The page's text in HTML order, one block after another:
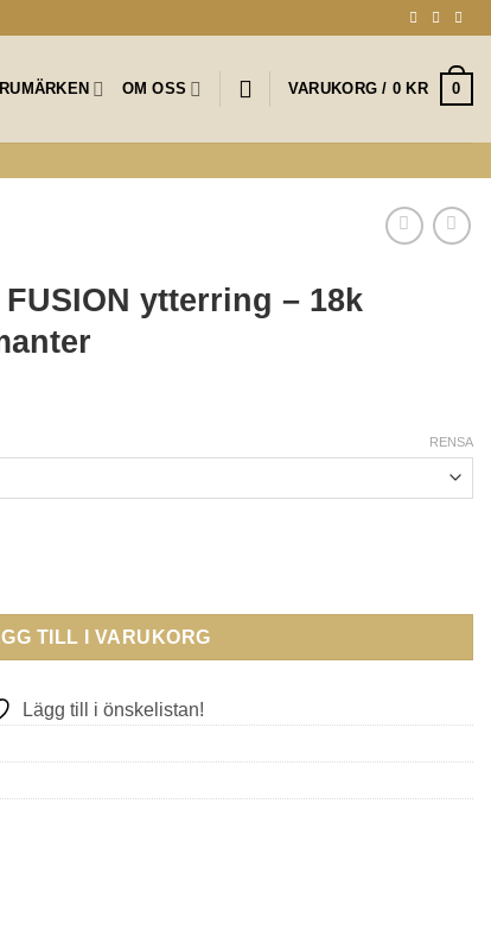
OM OSS VARUKORG / 0 KR 0
FUSION ytterring – 18k
kr
RENSA
18k roséguld med diamanter mängd
TILL I VARUKORG
Lägg till i önskelistan!